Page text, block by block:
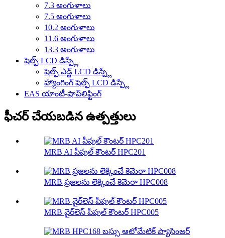
7.3 అంగుళాలు
7.5 అంగుళాలు
10.2 అంగుళాలు
11.6 అంగుళాలు
13.3 అంగుళాలు
షెల్ఫ్ LCD డిస్ప్లే
షెల్ఫ్ ఎడ్జ్ LCD డిస్ప్లే
హ్యాంగింగ్ షెల్ఫ్ LCD డిస్ప్లే
EAS యాంటీ-షాప్‌లిఫ్టింగ్
ఫీచర్ చేయబడిన ఉత్పత్తులు
MRB AI పీపుల్ కౌంటర్ HPC201
MRB ప్రజలను లెక్కించే కెమెరా HPC008
MRB వైర్‌లెస్ పీపుల్ కౌంటర్ HPC005